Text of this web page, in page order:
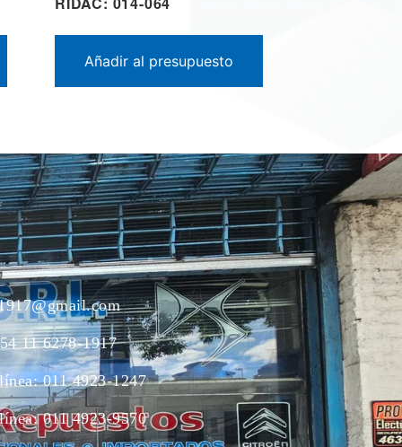
Añadir al presupuesto
11 6278-1917
011 4923-1247
011 4923-9570